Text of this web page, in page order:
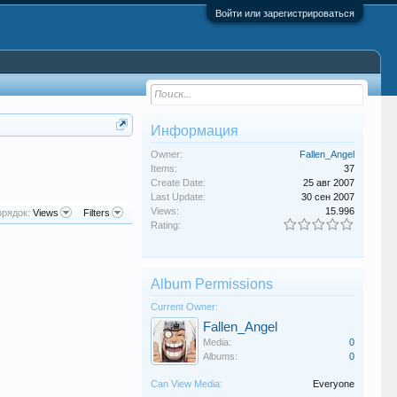
Войти или зарегистрироваться
Views Filters
Информация
Owner:
Fallen_Angel
Items:
37
Create Date:
25 авг 2007
Last Update:
30 сен 2007
Views:
15.996
Rating:
Album Permissions
Current Owner:
Fallen_Angel
Media:
0
Albums:
0
Can View Media:
Everyone